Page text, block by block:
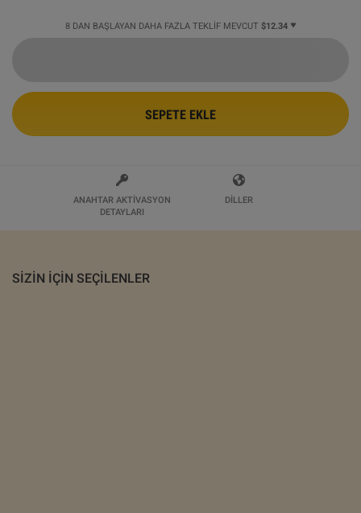
8 DAN BAŞLAYAN DAHA FAZLA TEKLIF MEVCUT $12.34
SEPETE EKLE
ANAHTAR AKTIVASYON
DETAYLARI
DILLER
SIZIN IÇIN SEÇILENLER